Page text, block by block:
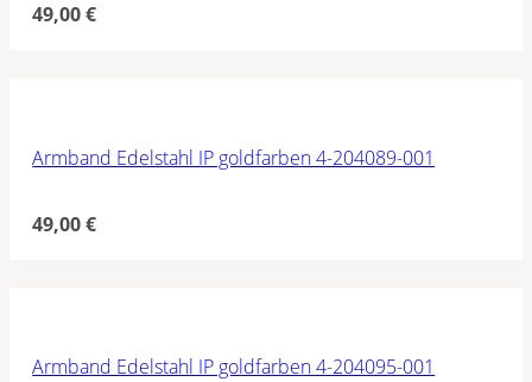
49,00€
Armband Edelstahl IP goldfarben 4-204089-001
49,00€
Armband Edelstahl IP goldfarben 4-204095-001